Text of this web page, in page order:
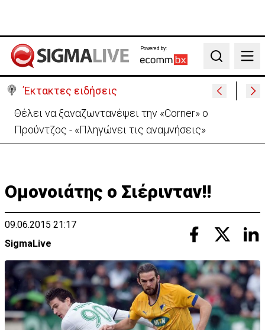
Powered by:
Search
Έκτακτες ειδήσεις
Χειροπέδες σε μοναχό για απόπειρα φόνου-
Μαχαίρωσε στο λαιμό 53χρονο
Oμονοιάτης ο Σιέρινταν!!
09.06.2015 21:17
SigmaLive